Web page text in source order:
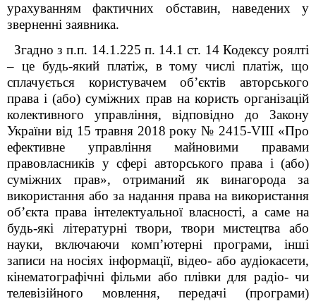
урахуванням фактичних обставин, наведених у
зверненні заявника.
Згадно з п.п. 14.1.225 п. 14.1 ст. 14 Кодексу роялті
– це будь-який платіж, в тому числі платіж, що
сплачується користувачем об’єктів авторського
права і (або) суміжних прав на користь організацій
колективного управління, відповідно до Закону
України від 15 травня 2018 року № 2415-VIII «Про
ефективне управління майновими правами
правовласників у сфері авторського права і (або)
суміжних прав», отриманий як винагорода за
використання або за надання права на використання
об’єкта права інтелектуальної власності, а саме на
будь-які літературні твори, твори мистецтва або
науки, включаючи комп’ютерні програми, інші
записи на носіях інформації, відео- або аудіокасети,
кінематографічні фільми або плівки для радіо- чи
телевізійного мовлення, передачі (програми)